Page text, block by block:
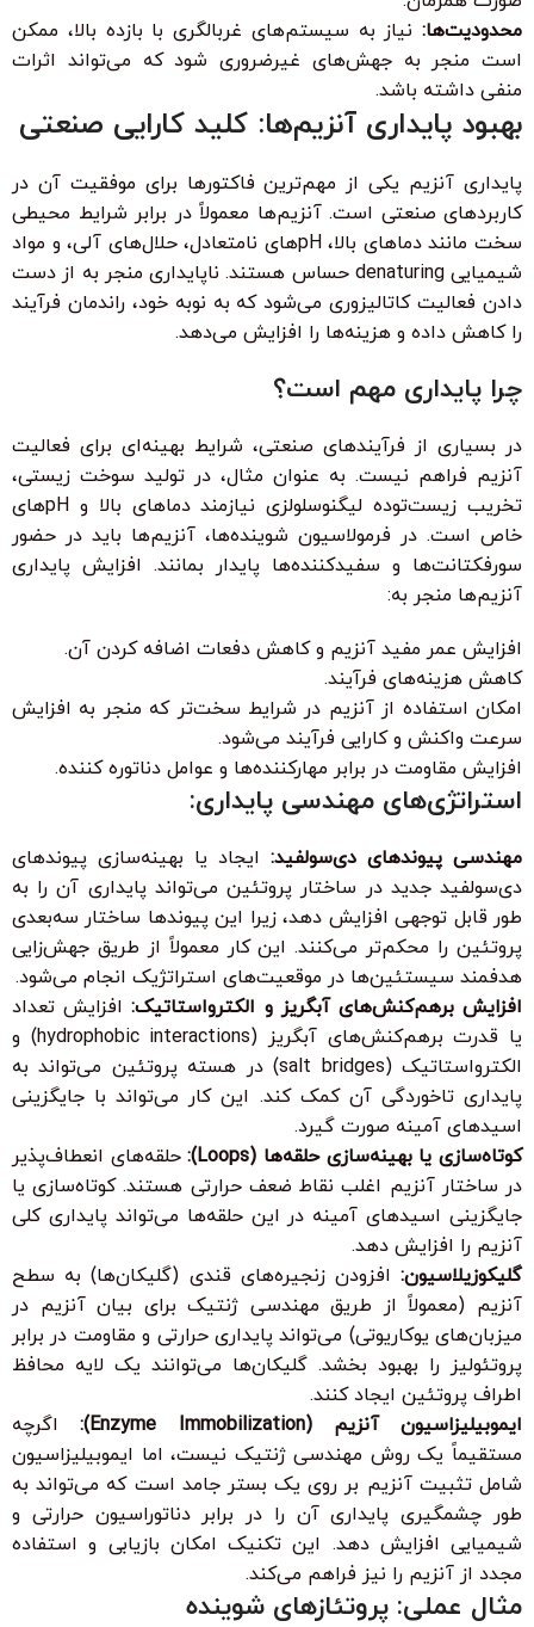
محدودیت‌ها: نیاز به سیستم‌های غربالگری با بازده بالا، ممکن
است منجر به جهش‌های غیرضروری شود که می‌تواند اثرات
منفی داشته باشد.
بهبود پایداری آنزیم‌ها: کلید کارایی صنعتی
پایداری آنزیم یکی از مهم‌ترین فاکتورها برای موفقیت آن در
کاربردهای صنعتی است. آنزیم‌ها معمولاً در برابر شرایط محیطی
سخت مانند دماهای بالا، pHهای نامتعادل، حلال‌های آلی، و مواد
شیمیایی denaturing حساس هستند. ناپایداری منجر به از دست
دادن فعالیت کاتالیزوری می‌شود که به نوبه خود، راندمان فرآیند
را کاهش داده و هزینه‌ها را افزایش می‌دهد.
چرا پایداری مهم است؟
در بسیاری از فرآیندهای صنعتی، شرایط بهینه‌ای برای فعالیت
آنزیم فراهم نیست. به عنوان مثال، در تولید سوخت زیستی،
تخریب زیست‌توده لیگنوسلولزی نیازمند دماهای بالا و pHهای
خاص است. در فرمولاسیون شوینده‌ها، آنزیم‌ها باید در حضور
سورفکتانت‌ها و سفیدکننده‌ها پایدار بمانند. افزایش پایداری
آنزیم‌ها منجر به:
افزایش عمر مفید آنزیم و کاهش دفعات اضافه کردن آن.
کاهش هزینه‌های فرآیند.
امکان استفاده از آنزیم در شرایط سخت‌تر که منجر به افزایش
سرعت واکنش و کارایی فرآیند می‌شود.
افزایش مقاومت در برابر مهارکننده‌ها و عوامل دناتوره کننده.
استراتژی‌های مهندسی پایداری:
مهندسی پیوندهای دی‌سولفید: ایجاد یا بهینه‌سازی پیوندهای
دی‌سولفید جدید در ساختار پروتئین می‌تواند پایداری آن را به
طور قابل توجهی افزایش دهد، زیرا این پیوندها ساختار سه‌بعدی
پروتئین را محکم‌تر می‌کنند. این کار معمولاً از طریق جهش‌زایی
هدفمند سیستئین‌ها در موقعیت‌های استراتژیک انجام می‌شود.
افزایش برهم‌کنش‌های آبگریز و الکترواستاتیک:افزایش تعداد
یا قدرت برهم‌کنش‌های آبگریز (hydrophobic interactions) و
الکترواستاتیک (salt bridges) در هسته پروتئین می‌تواند به
پایداری تاخوردگی آن کمک کند. این کار می‌تواند با جایگزینی
اسیدهای آمینه صورت گیرد.
کوتاه‌سازی یا بهینه‌سازی حلقه‌ها (Loops):
حلقه‌های انعطاف‌پذیر
در ساختار آنزیم اغلب نقاط ضعف حرارتی هستند. کوتاه‌سازی یا
جایگزینی اسیدهای آمینه در این حلقه‌ها می‌تواند پایداری کلی
آنزیم را افزایش دهد.
گلیکوزیلاسیون: افزودن زنجیره‌های قندی (گلیکان‌ها) به سطح
آنزیم (معمولاً از طریق مهندسی ژنتیک برای بیان آنزیم در
میزبان‌های یوکاریوتی) می‌تواند پایداری حرارتی و مقاومت در برابر
پروتئولیز را بهبود بخشد. گلیکان‌ها می‌توانند یک لایه محافظ
اطراف پروتئین ایجاد کنند.
ایموبیلیزاسیون آنزیم (Enzyme Immobilization):
اگرچه
مستقیماً یک روش مهندسی ژنتیک نیست، اما ایموبیلیزاسیون
شامل تثبیت آنزیم بر روی یک بستر جامد است که می‌تواند به
طور چشمگیری پایداری آن را در برابر دناتوراسیون حرارتی و
شیمیایی افزایش دهد. این تکنیک امکان بازیابی و استفاده
مجدد از آنزیم را نیز فراهم می‌کند.
مثال عملی: پروتئازهای شوینده